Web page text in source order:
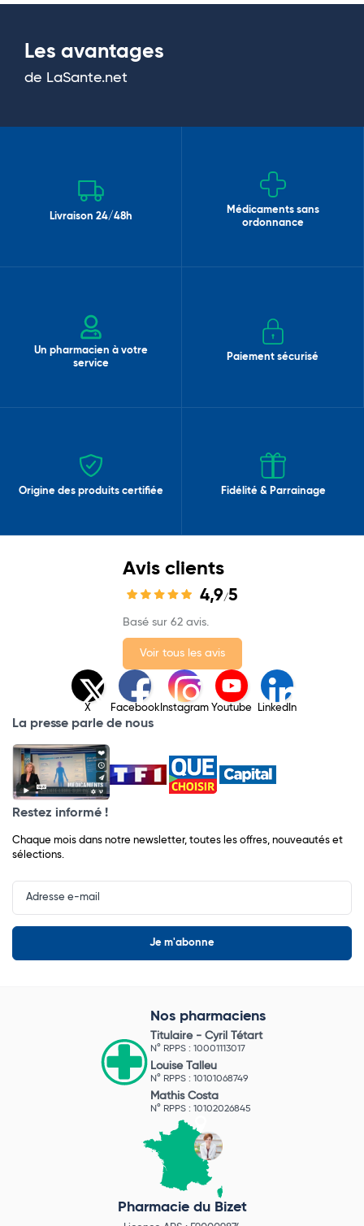
Les avantages
de LaSante.net
Livraison 24/48h
Médicaments sans
ordonnance
Un pharmacien à votre
service
Paiement sécurisé
Origine des produits certifiée Fidélité & Parrainage
Avis clients
4,9/5
Basé sur 62 avis.
Voir tous les avis
X Facebook Instagram Youtube LinkedIn
La presse parle de nous
Restez informé !
Chaque mois dans notre newsletter, toutes les offres, nouveautés et
sélections.
Input
Newsletter
Nos pharmaciens
Titulaire - Cyril Tétart
N° RPPS : 10001113017
Louise Talleu
N° RPPS : 10101068749
Mathis Costa
N° RPPS : 10102026845
Pharmacie du Bizet